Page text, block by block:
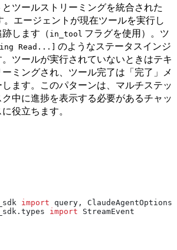
ツールストリーミングを統合された
。エージェントが現在ツールを実行し
します（ in_tool フラグを使用）。ツ
Read...] のようなステータスインジ
ツールが実行されていないときはテキ
ミングされ、ツール完了は「完了」メ
ます。このパターンは、マルチステッ
中に進捗を表示する必要があるチャッ
役立ちます。
import query,
import StreamEvent